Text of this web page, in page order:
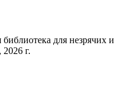
для незрячих и
2026 г.